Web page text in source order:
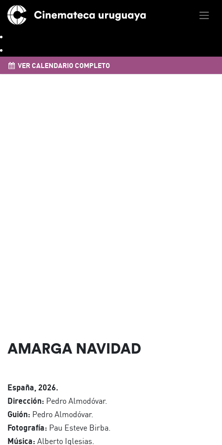
VER CALENDARIO COMPLETO
AMARGA NAVIDAD
España, 2026.
Dirección: Pedro Almodóvar.
Guión: Pedro Almodóvar.
Fotografía: Pau Esteve Birba.
Música: Alberto Iglesias.